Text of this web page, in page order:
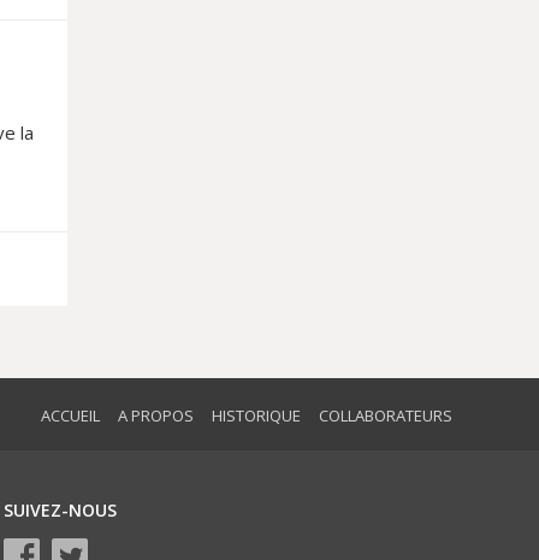
la
ACCUEIL A PROPOS HISTORIQUE COLLABORATEURS
SUIVEZ-NOUS